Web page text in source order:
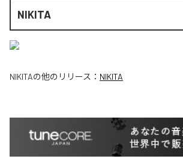
NIKITA
NIKITAの他のリリース： NIKITA